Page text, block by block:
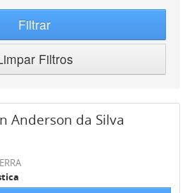
Filtrar
Filtros
Anderson da Silva